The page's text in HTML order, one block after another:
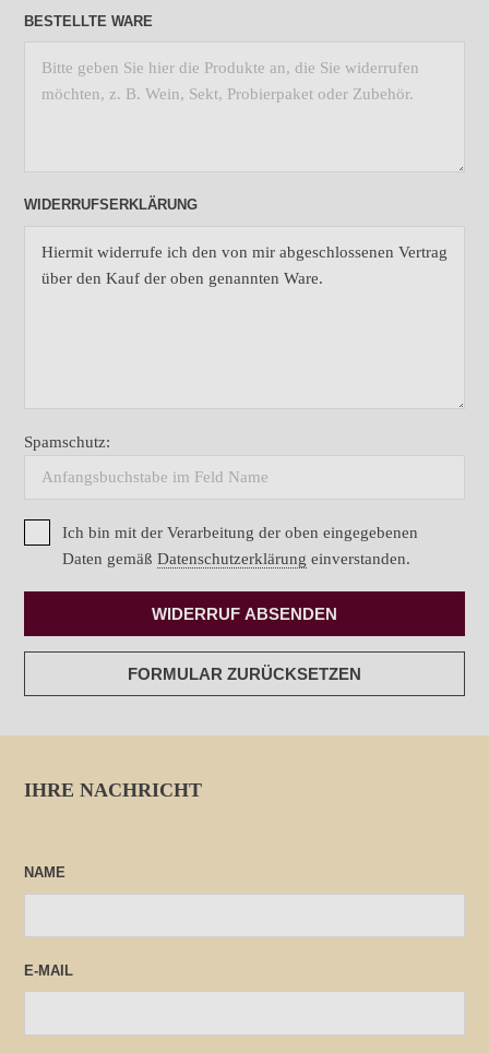
BESTELLTE WARE
WIDERRUFSERKLÄRUNG
Spamschutz:
Ich bin mit der Verarbeitung der oben eingegebenen
Daten gemäßDatenschutzerklärung einverstanden.
IHRE NACHRICHT
NAME
E-MAIL